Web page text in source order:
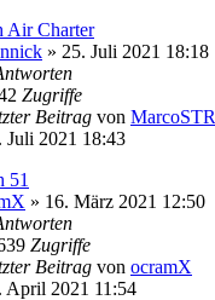
Air Charter
» 25. Juli 2021 18:18
Zugriffe
Beitrag von MarcoSTR
Juli 2021 18:43
51
» 16. März 2021 12:50
Zugriffe
Beitrag von ocramX
April 2021 11:54